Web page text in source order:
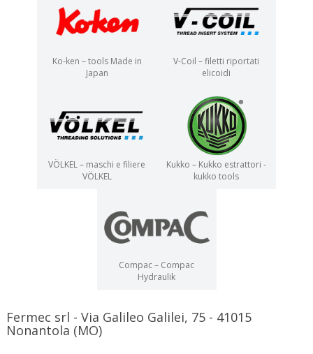
Ko-ken – tools Made in
Japan
V-Coil – filetti riportati
elicoidi
VÖLKEL – maschi e filiere
VÖLKEL
Kukko – Kukko estrattori -
kukko tools
Compac – Compac
Hydraulik
Fermec srl - Via Galileo Galilei, 75 - 41015
Nonantola (MO)